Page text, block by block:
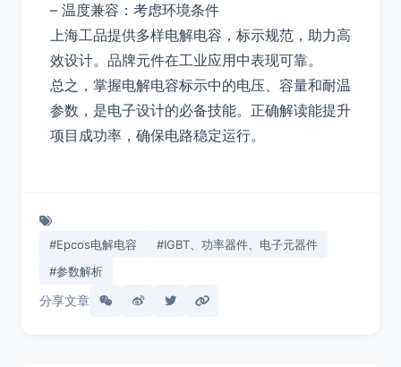
– 温度兼容：考虑环境条件
上海工品提供多样电解电容，标示规范，助力高
效设计。品牌元件在工业应用中表现可靠。
总之，掌握电解电容标示中的电压、容量和耐温
参数，是电子设计的必备技能。正确解读能提升
项目成功率，确保电路稳定运行。
#Epcos电解电容
#IGBT、功率器件、电子元器件
#参数解析
分享文章